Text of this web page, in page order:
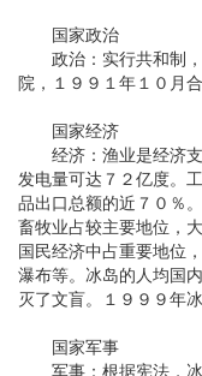
国家政治
政治：实行共和制，
院，１９９１年１０月
国家经济
经济：渔业是经济支
发电量可达７２亿度。
品出口总额的近７０％
畜牧业占较主要地位，
国民经济中占重要地位
瀑布等。冰岛的人均国
灭了文盲。１９９９年
国家军事
军事：根据宪法，冰